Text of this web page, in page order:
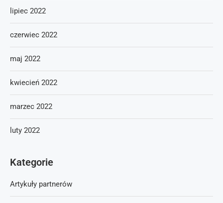
lipiec 2022
czerwiec 2022
maj 2022
kwiecień 2022
marzec 2022
luty 2022
Kategorie
Artykuły partnerów